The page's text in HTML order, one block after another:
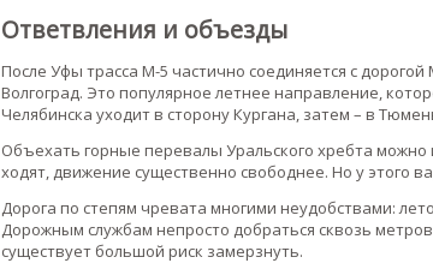
Ответвления и объезды
После Уфы трасса М-5 частично соединяется с
Волгоград. Это популярное летнее направление,
Челябинска уходит в сторону Кургана, затем – в
Объехать горные перевалы Уральского хребта
ходят, движение существенно свободнее. Но у этого
Дорога по степям чревата многими неудобствами:
Дорожным службам непросто добраться сквозь
существует большой риск замерзнуть.